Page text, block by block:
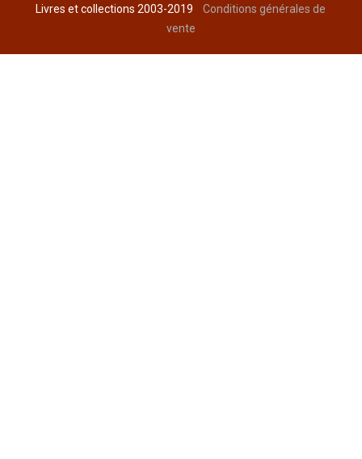
Livres et collections 2003-2019Conditions générales de
vente